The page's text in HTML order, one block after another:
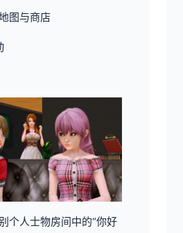
图与商店
个人士物房间中的“你好